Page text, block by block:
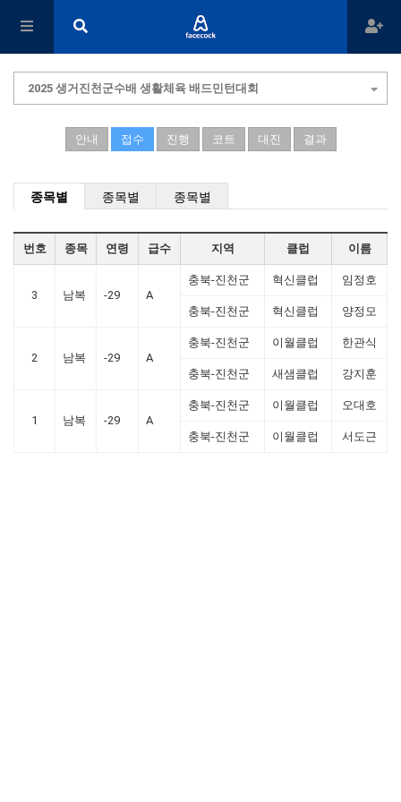
2025 생거진천군수배 생활체육 배드민턴대회
안내 접수 진행 코트 대진 결과
종목별 종목별 종목별
번호 종목 연령 급수 지역 클럽 이름
3 남복 -29 A
충북-진천군 혁신클럽 임정호
충북-진천군 혁신클럽 양정모
2 남복 -29 A
충북-진천군 이월클럽 한관식
충북-진천군 새샘클럽 강지훈
1 남복 -29 A
충북-진천군 이월클럽 오대호
충북-진천군 이월클럽 서도근